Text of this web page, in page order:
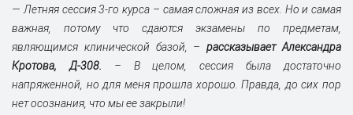
— Летняя сессия 3-го курса – самая сложная из всех. Но и самая
важная, потому что сдаются экзамены по предметам,
являющимся клинической базой, –рассказывает Александра
Кротова, Д-308. – В целом, сессия была достаточно
напряженной, но для меня прошла хорошо. Правда, до сих пор
нет осознания, что мы ее закрыли!